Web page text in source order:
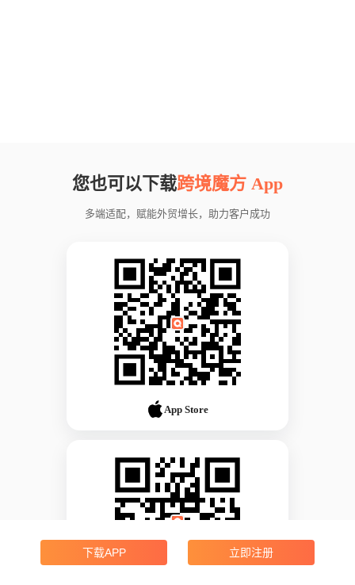
您也可以下载跨境魔方 App
多端适配，赋能外贸增长，助力客户成功
App Store
下载APP 立即注册